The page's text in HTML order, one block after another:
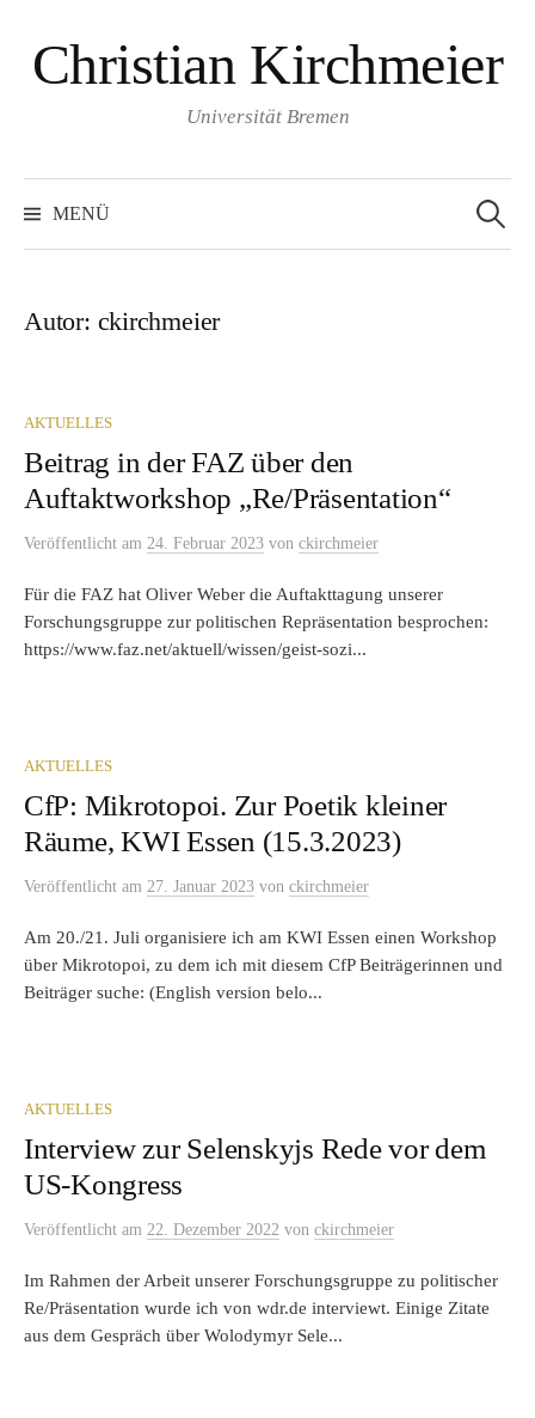
zum
Inhalt
Christian Kirchmeier
Universität Bremen
MENÜ
nach:
Autor: ckirchmeier
AKTUELLES
Beitrag in der FAZ über den
Auftaktworkshop „Re/Präsentation“
Veröffentlicht am 24. Februar 2023 von ckirchmeier
Für die FAZ hat Oliver Weber die Auftakttagung unserer
Forschungsgruppe zur politischen Repräsentation besprochen:
https://www.faz.net/aktuell/wissen/geist-sozi...
AKTUELLES
CfP: Mikrotopoi. Zur Poetik kleiner
Räume, KWI Essen (15.3.2023)
Veröffentlicht am 27. Januar 2023 von ckirchmeier
Am 20./21. Juli organisiere ich am KWI Essen einen Workshop
über Mikrotopoi, zu dem ich mit diesem CfP Beiträgerinnen und
Beiträger suche: (English version belo...
AKTUELLES
Interview zur Selenskyjs Rede vor dem
US-Kongress
Veröffentlicht am 22. Dezember 2022 von ckirchmeier
Im Rahmen der Arbeit unserer Forschungsgruppe zu politischer
Re/Präsentation wurde ich von wdr.de interviewt. Einige Zitate
aus dem Gespräch über Wolodymyr Sele...